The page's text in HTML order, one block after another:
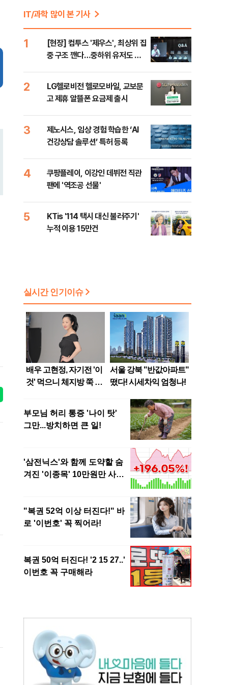
IT/과학 많이 본 기사
1
[현장] 컴투스 '제우스', 최상위 집
중 구조 깬다…중하위 유저도 품
2
LG헬로비전 헬로모바일, 교보문
고 제휴 알뜰폰 요금제 출시
3
제노시스, 임상 경험 학습한 ‘AI
건강상담 솔루션’ 특허 등록
4
쿠팡플레이, 이강인 데뷔전 직관
팬에 '역조공 선물'
5
KTis '114 택시 대신 불러주기'
누적 이용 15만건